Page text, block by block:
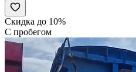
Скидка до 10%
С пробегом